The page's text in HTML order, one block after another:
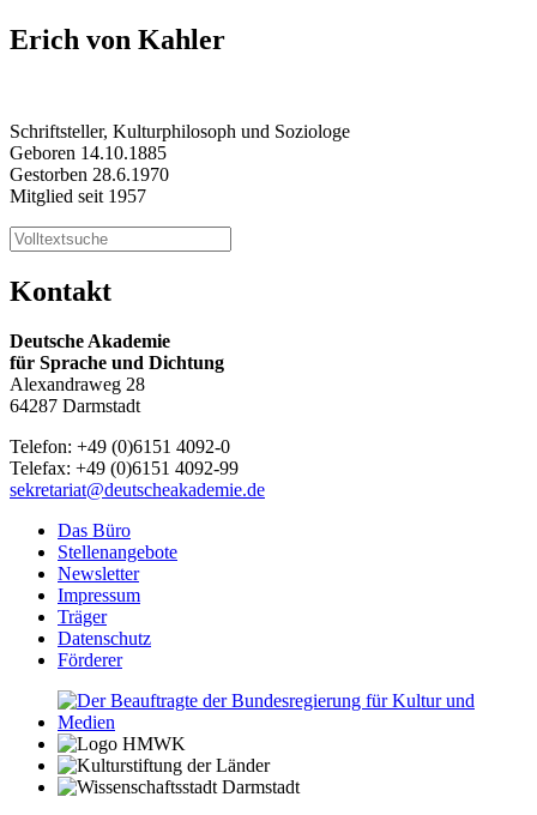
Erich von Kahler
Schriftsteller, Kulturphilosoph und Soziologe
Geboren 14.10.1885
Gestorben 28.6.1970
Mitglied seit 1957
Kontakt
Deutsche Akademie
für Sprache und Dichtung
Alexandraweg 28
64287 Darmstadt
Telefon: +49 (0)6151 4092-0
Telefax: +49 (0)6151 4092-99
sekretariat@deutscheakademie.de
Das Büro
Stellenangebote
Newsletter
Impressum
Träger
Datenschutz
Förderer